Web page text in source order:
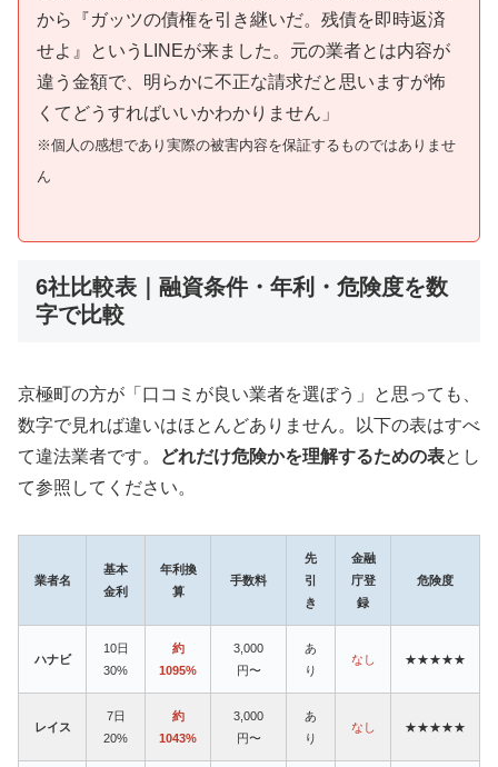
から『ガッツの債権を引き継いだ。残債を即時返済
せよ』というLINEが来ました。元の業者とは内容が
違う金額で、明らかに不正な請求だと思いますが怖
くてどうすればいいかわかりません」
※個人の感想であり実際の被害内容を保証するものではありませ
ん
6社比較表｜融資条件・年利・危険度を数
字で比較
京極町の方が「口コミが良い業者を選ぼう」と思っても、
数字で見れば違いはほとんどありません。以下の表はすべ
て違法業者です。
どれだけ危険かを理解するための表とし
て参照してください。
業者名
基本
金利
年利換
算
手数料
先
引
き
金融
庁登
録
危険度
ハナビ
10日
30%
約
1095%
3,000
円〜
あ
り
なし ★★★★★
レイス
7日
20%
約
1043%
3,000
円〜
あ
り
なし ★★★★★